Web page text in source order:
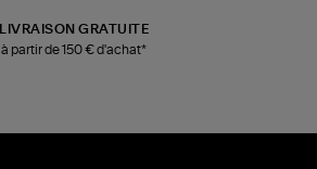
LIVRAISON GRATUITE
à partir de 150 € d'achat*